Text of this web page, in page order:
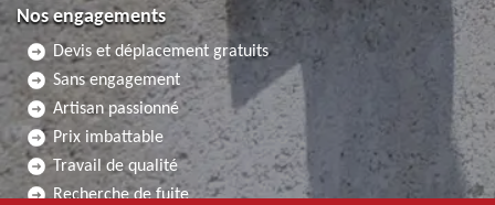
Nos engagements
Devis et déplacement gratuits
Sans engagement
Artisan passionné
Prix imbattable
Travail de qualité
Recherche de fuite